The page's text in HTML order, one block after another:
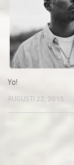
Yo!
AUGUSTI 22, 2015